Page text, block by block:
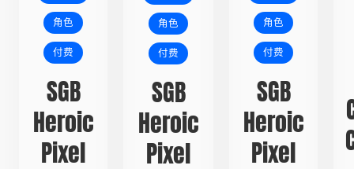
角色
付费
SGB
Heroic
Pixel
角色
付费
SGB
Heroic
Pixel
角色
付费
SGB
Heroic
Pixel